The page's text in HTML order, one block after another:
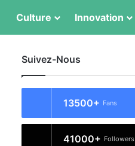
Culture Innovation
Suivez-Nous
13500+ Fans
41000+ Followers